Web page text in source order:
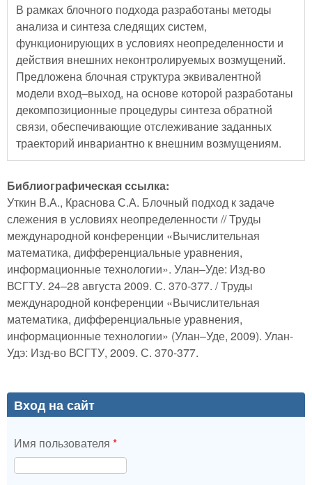
В рамках блочного подхода разработаны методы
анализа и синтеза следящих систем,
функционирующих в условиях неопределенности и
действия внешних неконтролируемых возмущений.
Предложена блочная структура эквивалентной
модели вход–выход, на основе которой разработаны
декомпозиционные процедуры синтеза обратной
связи, обеспечивающие отслеживание заданных
траекторий инвариантно к внешним возмущениям.
Библиографическая ссылка:
Уткин В.А., Краснова С.А. Блочный подход к задаче
слежения в условиях неопределенности // Труды
международной конференции «Вычислительная
математика, дифференциальные уравнения,
информационные технологии». Улан–Уде: Изд-во
ВСГТУ. 24–28 августа 2009. С. 370-377. / Труды
международной конференции «Вычислительная
математика, дифференциальные уравнения,
информационные технологии» (Улан–Уде, 2009). Улан-
Удэ: Изд-во ВСГТУ, 2009. С. 370-377.
Вход на сайт
Имя пользователя *